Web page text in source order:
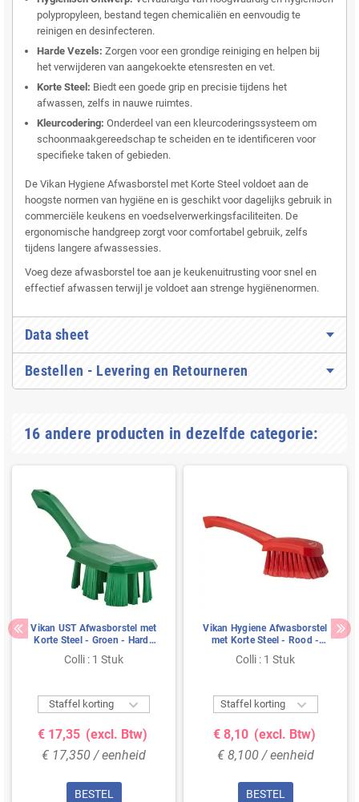
polypropyleen, bestand tegen chemicaliën en eenvoudig te
reinigen en desinfecteren.
Harde Vezels: Zorgen voor een grondige reiniging en helpen bij
het verwijderen van aangekoekte etensresten en vet.
Korte Steel: Biedt een goede grip en precisie tijdens het
afwassen, zelfs in nauwe ruimtes.
Kleurcodering: Onderdeel van een kleurcoderingssysteem om
schoonmaakgereedschap te scheiden en te identificeren voor
specifieke taken of gebieden.
De Vikan Hygiene Afwasborstel met Korte Steel voldoet aan de
hoogste normen van hygiëne en is geschikt voor dagelijks gebruik in
commerciële keukens en voedselverwerkingsfaciliteiten. De
ergonomische handgreep zorgt voor comfortabel gebruik, zelfs
tijdens langere afwassessies.
Voeg deze afwasborstel toe aan je keukenuitrusting voor snel en
effectief afwassen terwijl je voldoet aan strenge hygiënenormen.
Data sheet
Bestellen - Levering en Retourneren
16 andere producten in dezelfde categorie:
Vikan UST Afwasborstel met
Korte Steel - Groen - Harde
Vezels - 260mm
Colli : 1 Stuk
Staffel korting 
€ 17,35 (excl. Btw)
€ 17,350 / eenheid
BESTEL
Vikan Hygiene Afwasborstel
met Korte Steel - Rood -
Zachte Vezels - 270mm
Colli : 1 Stuk
Staffel korting 
€ 8,10 (excl. Btw)
€ 8,100 / eenheid
BESTEL